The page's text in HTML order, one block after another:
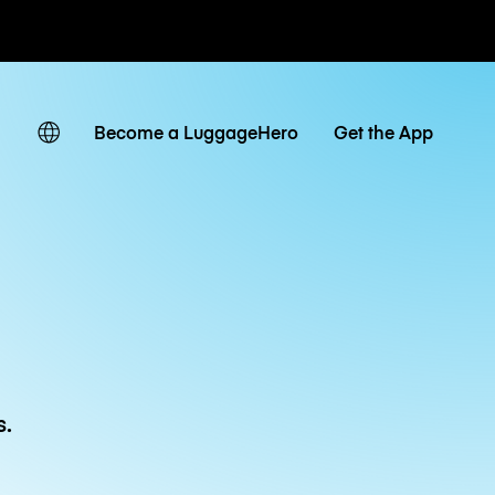
/ diárias
Become a LuggageHero Get the App